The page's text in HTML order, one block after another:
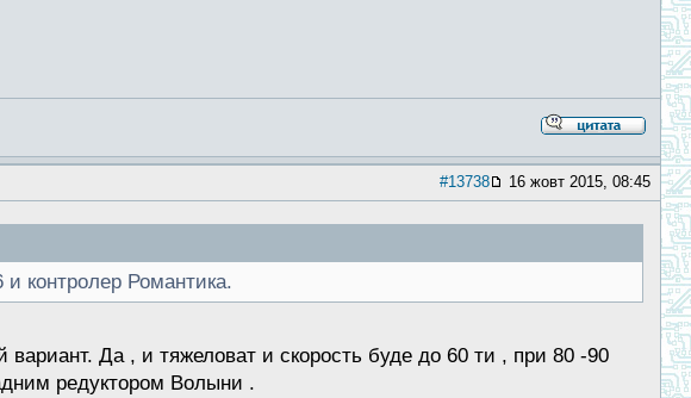
#13738 16 жовт 2015, 08:45
контролер Романтика.
Да , и тяжеловат и скорость буде до 60 ти , при 80 -90
редуктором Волыни .